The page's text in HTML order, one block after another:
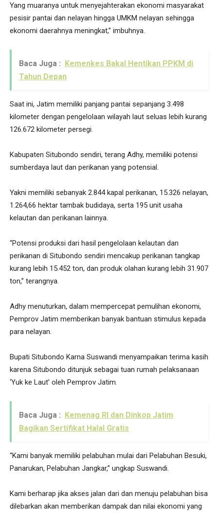
Yang muaranya untuk menyejahterakan ekonomi masyarakat
pesisir pantai dan nelayan hingga UMKM nelayan sehingga
ekonomi daerahnya meningkat,” imbuhnya.
Baca Juga : Kemenkes Bakal Hentikan PPKM di
Tahun Depan
Saat ini, Jatim memiliki panjang pantai sepanjang 3.498
kilometer dengan pengelolaan wilayah laut seluas lebih kurang
126.672 kilometer persegi.
Kabupaten Situbondo sendiri, terang Adhy, memiliki potensi
sumberdaya laut dan perikanan yang potensial.
Yakni memiliki sebanyak 2.844 kapal perikanan, 15.326 nelayan,
1.264,66 hektar tambak budidaya, serta 195 unit usaha
kelautan dan perikanan lainnya.
“Potensi produksi dari hasil pengelolaan kelautan dan
perikanan di Situbondo sendiri mencakup perikanan tangkap
kurang lebih 15.452 ton, dan produk olahan kurang lebih 31.907
ton,” terangnya.
Adhy menuturkan, dalam mempercepat pemulihan ekonomi,
Pemprov Jatim memberikan banyak bantuan stimulus kepada
para nelayan.
Bupati Situbondo Karna Suswandi menyampaikan terima kasih
karena Situbondo ditunjuk sebagai tuan rumah pelaksanaan
‘Yuk ke Laut’ oleh Pemprov Jatim.
Baca Juga : Kemenag RI dan Dinkop Jatim
Bagikan Sertifikat Halal Gratis
“Kami banyak memiliki pelabuhan mulai dari Pelabuhan Besuki,
Panarukan, Pelabuhan Jangkar,” ungkap Suswandi.
Kami berharap jika akses jalan dari dan menuju pelabuhan bisa
dilebarkan akan memberikan dampak dan nilai ekonomi yang